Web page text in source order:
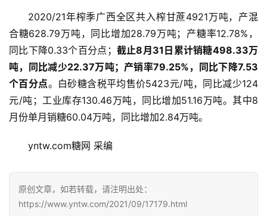
首
云
糖
2020/21年榨季广西全区共入榨甘蔗4921万吨，产混
合糖628.79万吨，同比增加28.79万吨；产糖率12.78%，
同比下降0.33个百分点； 截止8月31日累计销糖498.33万
吨，同比减少22.37万吨；产销率79.25%，同比下降7.53
个百分点。白砂糖含税平均售价5423元/吨，同比减少124
元/吨；工业库存130.46万吨，同比增加51.16万吨。其中8
月份单月销糖60.04万吨，同比增加2.84万吨。
yntw.com糖网 采编
原创文章，如若转载，请注明出处：
https://www.yntw.com/2021/09/17179.html